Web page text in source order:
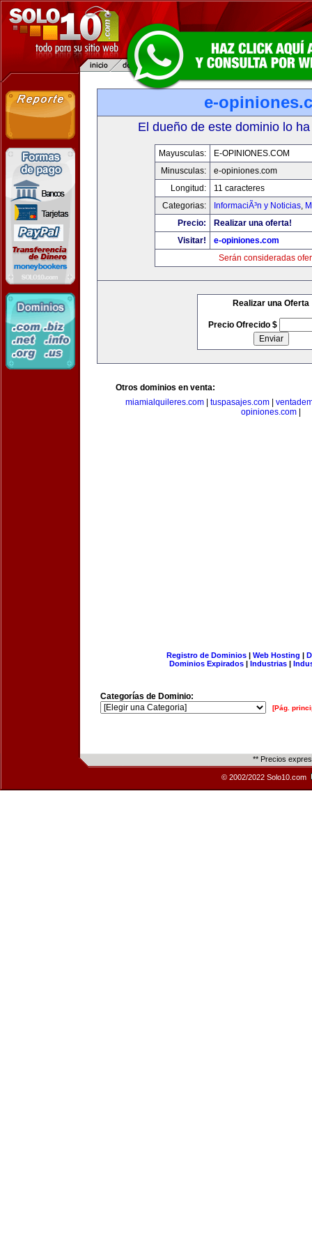
e-
El dueño de este dominio lo
Mayusculas:
E-OPINIONES.COM
Minusculas:
e-opiniones.com
Longitud:
11 caracteres
Categorias:
InformaciÃ³n y Noticias,
Precio:
Realizar una oferta!
Visitar!
e-opiniones.com
Serán consideradas
Realizar una Oferta
Precio Ofrecido $
Otros dominios en venta:
miamialquileres.com
tuspasajes.com
opiniones.com
Registro de Dominios| Web Hosting |
Dominios Expirados | Industrias |
Categorías de Dominio:
[Pág.
** Precios
© 2002/2022 Solo10.com